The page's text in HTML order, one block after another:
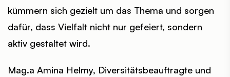
kümmern sich gezielt um das Thema und sorgen
dafür, dass Vielfalt nicht nur gefeiert, sondern
aktiv gestaltet wird.
Mag.a Amina Helmy, Diversitätsbeauftragte und